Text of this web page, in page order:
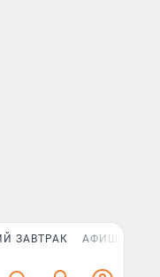
ЗАВТРАК АФИША PLUS